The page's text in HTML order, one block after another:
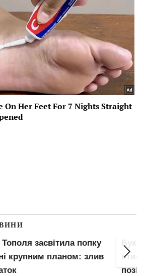
засвітила попку
крупним планом: злив